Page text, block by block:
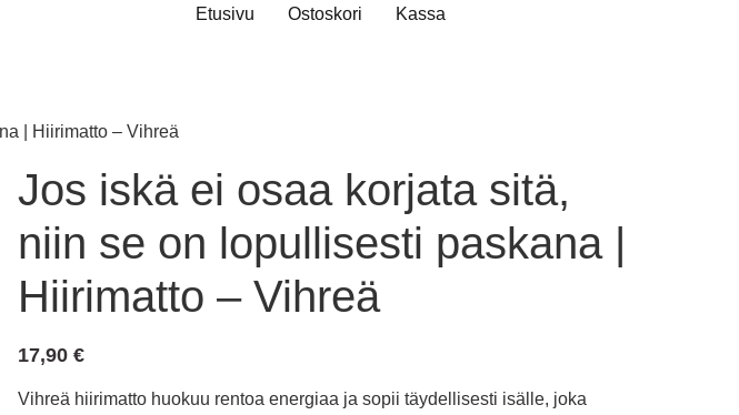
Etusivu Ostoskori Kassa
| Hiirimatto – Vihreä
Jos iskä ei osaa korjata sitä,
niin se on lopullisesti paskana |
Hiirimatto – Vihreä
17,90 €
Vihreä hiirimatto huokuu rentoa energiaa ja sopii täydellisesti isälle, joka